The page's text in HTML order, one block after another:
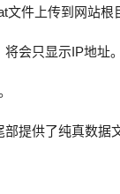
件上传到网站根
会只显示IP地址。
提供了纯真数据